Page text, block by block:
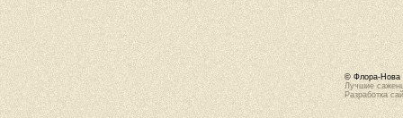
© Флора-Нова
Лучшие
Разработка